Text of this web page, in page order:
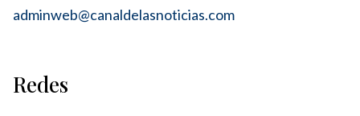
adminweb@canaldelasnoticias.com
Redes